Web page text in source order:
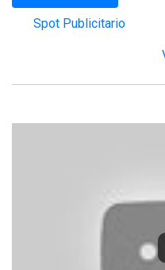
Spot Publicitario